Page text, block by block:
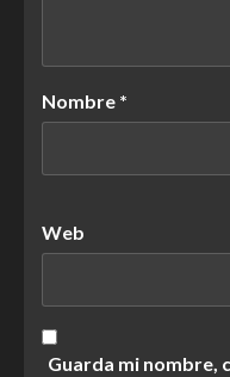
Nombre *
Web
Guarda mi nombre,